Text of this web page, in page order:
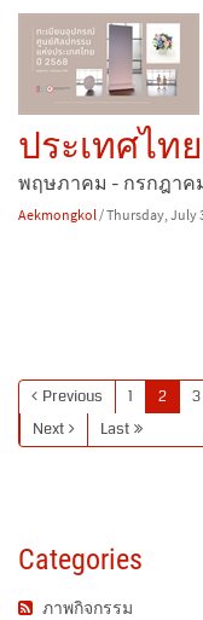
ประเทศไท
พฤษภาคม - กรกฎาค
Aekmongkol/ Thursday, July
Previous 1 2 3
Next
Last
Categories
ภาพกิจกรรม